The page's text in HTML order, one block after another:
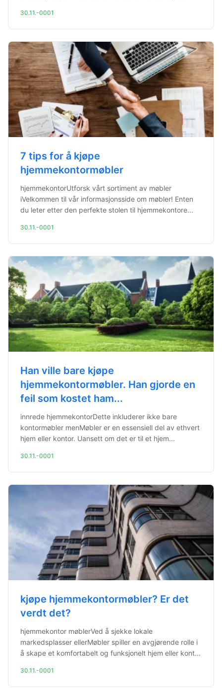
30.11.-0001
7 tips for å kjøpe
hjemmekontormøbler
hjemmekontorUtforsk vårt sortiment av møbler
iVelkommen til vår informasjonsside om møbler! Enten
du leter etter den perfekte stolen til hjemmekontore...
30.11.-0001
Han ville bare kjøpe
hjemmekontormøbler. Han gjorde en
feil som kostet ham...
innrede hjemmekontorDette inkluderer ikke bare
kontormøbler menMøbler er en essensiell del av ethvert
hjem eller kontor. Uansett om det er til et hjem...
30.11.-0001
kjøpe hjemmekontormøbler? Er det
verdt det?
hjemmekontor møblerVed å sjekke lokale
markedsplasser ellerMøbler spiller en avgjørende rolle i
å skape et komfortabelt og funksjonelt hjem eller kont...
30.11.-0001